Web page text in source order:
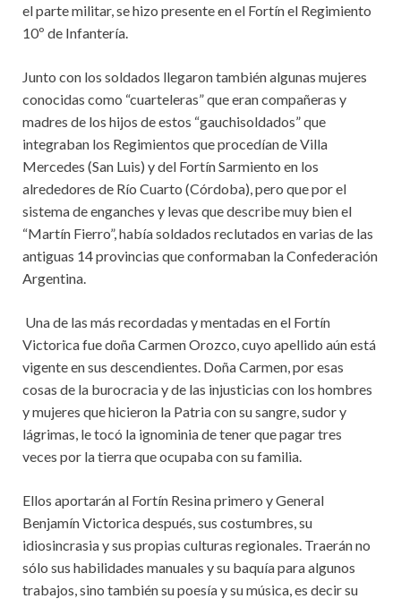
el parte militar, se hizo presente en el Fortín el Regimiento
10º de Infantería.
Junto con los soldados llegaron también algunas mujeres
conocidas como “cuarteleras” que eran compañeras y
madres de los hijos de estos “gauchisoldados” que
integraban los Regimientos que procedían de Villa
Mercedes (San Luis) y del Fortín Sarmiento en los
alrededores de Río Cuarto (Córdoba), pero que por el
sistema de enganches y levas que describe muy bien el
“Martín Fierro”, había soldados reclutados en varias de las
antiguas 14 provincias que conformaban la Confederación
Argentina.
Una de las más recordadas y mentadas en el Fortín
Victorica fue doña Carmen Orozco, cuyo apellido aún está
vigente en sus descendientes. Doña Carmen, por esas
cosas de la burocracia y de las injusticias con los hombres
y mujeres que hicieron la Patria con su sangre, sudor y
lágrimas, le tocó la ignominia de tener que pagar tres
veces por la tierra que ocupaba con su familia.
Ellos aportarán al Fortín Resina primero y General
Benjamín Victorica después, sus costumbres, su
idiosincrasia y sus propias culturas regionales. Traerán no
sólo sus habilidades manuales y su baquía para algunos
trabajos, sino también su poesía y su música, es decir su